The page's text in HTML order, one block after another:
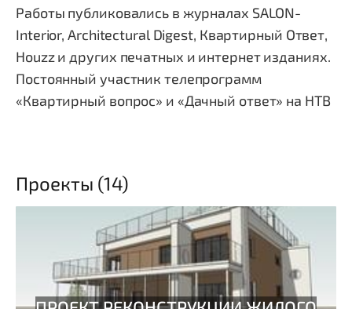
Работы публиковались в журналах SALON-
Interior, Architectural Digest, Квартирный Ответ,
Houzz и других печатных и интернет изданиях.
Постоянный участник телепрограмм
«Квартирный вопрос» и «Дачный ответ» на НТВ
Проекты (14)